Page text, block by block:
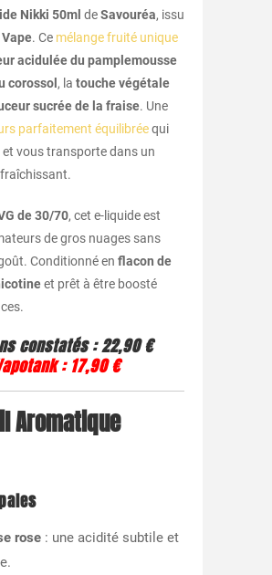
Nikki 50ml deSavouréa, issu
. Ce mélange fruité unique
acidulée du pamplemousse
corossol , la touche végétale
sucrée de la fraise. Une
parfaitement équilibréequi
et vous transporte dans un
de 30/70, cet e-liquide est
de gros nuages sans
Conditionné en flacon de
et prêt à être boosté
constatés:22,90 €
: 17,90 €
Aromatique
rose: une acidité subtile et